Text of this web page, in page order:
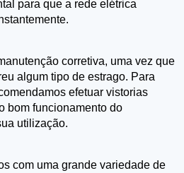
para que a rede elétrica
corretiva, uma vez que
algum tipo de estrago. Para
efetuar vistorias
bom funcionamento do
utilização.
com uma grande variedade de